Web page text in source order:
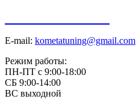
E-mail: kometatuning@gmail.com
Режим работы:
ПН-ПТ с 9:00-18:00
СБ 9:00-14:00
ВС выходной